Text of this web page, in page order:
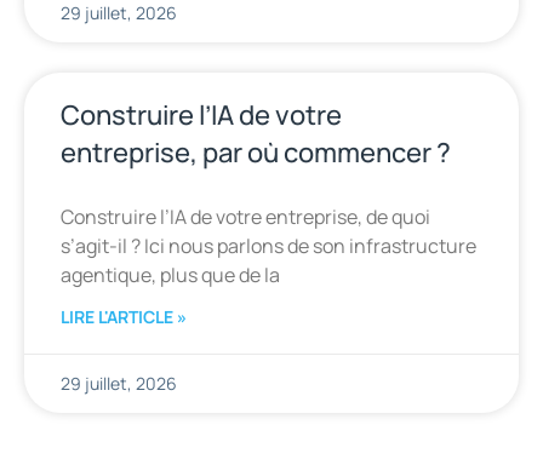
29 juillet, 2026
Construire l’IA de votre
entreprise, par où commencer ?
Construire l’IA de votre entreprise, de quoi
s’agit-il ? Ici nous parlons de son infrastructure
agentique, plus que de la
LIRE L'ARTICLE »
29 juillet, 2026